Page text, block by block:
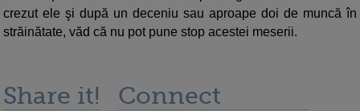
crezut ele şi după un deceniu sau aproape doi de muncă în
străinătate, văd că nu pot pune stop acestei meserii.
Share it! Connect